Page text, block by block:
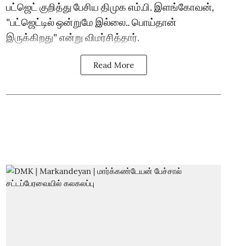
பட்ஜெட் குறித்து பேசிய திமுக எம்.பி. இளங்கோவன்,
"பட்ஜெட்டில் ஒன்றுமே இல்லை.. பொய்தான்
இருக்கிறது" என்று விமர்சித்தார்.
Read More